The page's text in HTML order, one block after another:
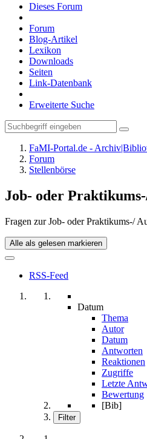
Dieses Forum
Forum
Blog-Artikel
Lexikon
Downloads
Seiten
Link-Datenbank
Erweiterte Suche
FaMI-Portal.de -
Forum
Stellenbörse
Job- oder
Fragen zur Job- oder Praktikums-/
Alle als gelesen markieren
RSS-Feed
Datum
Thema
Autor
Datum
Antworten
Reaktionen
Zugriffe
Letzte
Bewertung
[Bib]
Filter